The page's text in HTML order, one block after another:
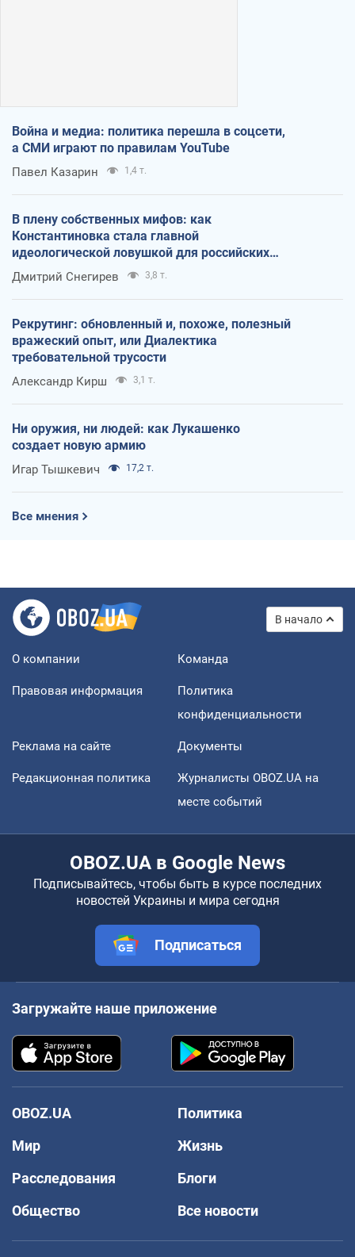
Война и медиа: политика перешла в соцсети,
а СМИ играют по правилам YouTube
Павел Казарин 1,4 т.
В плену собственных мифов: как
Константиновка стала главной
идеологической ловушкой для российских
оккупантов
Дмитрий Снегирев 3,8 т.
Рекрутинг: обновленный и, похоже, полезный
вражеский опыт, или Диалектика
требовательной трусости
Александр Кирш 3,1 т.
Ни оружия, ни людей: как Лукашенко
создает новую армию
Игар Тышкевич 17,2 т.
Все мнения
В начало
О компании Команда
Правовая информация
Политика
конфиденциальности
Реклама на сайте Документы
Редакционная политика
Журналисты OBOZ.UA на
месте событий
OBOZ.UA в Google News
Подписывайтесь, чтобы быть в курсе последних
новостей Украины и мира сегодня
Подписаться
Загружайте наше приложение
OBOZ.UA
Политика
Мир
Жизнь
Расследования
Блоги
Общество
Все новости